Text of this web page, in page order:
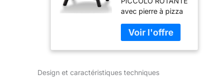
italienne ou
tarte, pierre à
pizza rotative,
couleur : vert,
design
compact,
aluminium, 1
avec pierre à pizza
les amateurs de
pizza Fonctionne
au gaz pour un
contrôle ultimes
Design et caractéristiques techniques